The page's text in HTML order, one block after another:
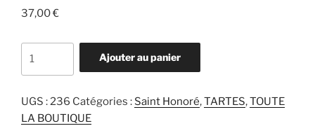
37,00€
ST
HONORE
Ajouter au panier
UGS : 236 Catégories : Saint Honoré,TARTES,TOUTE
LA BOUTIQUE